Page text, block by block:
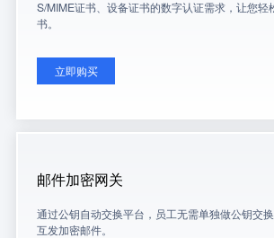
S/MIME证书、设备证书的数字认证需求，让您轻
书。
立即购买
邮件加密网关
通过公钥自动交换平台，员工无需单独做公钥交
互发加密邮件。